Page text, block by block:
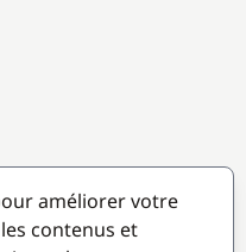
améliorer votre
contenus et